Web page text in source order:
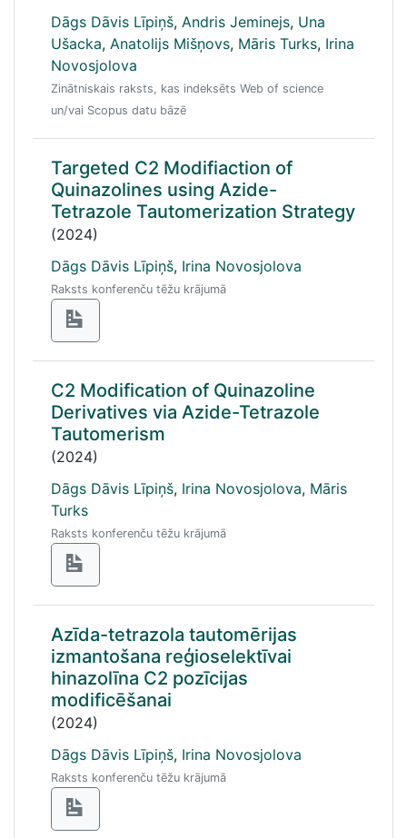
Dāgs Dāvis Līpiņš, Andris Jeminejs, Una
Ušacka, Anatolijs Mišņovs, Māris Turks, Irina
Novosjolova
Zinātniskais raksts, kas indeksēts Web of science
un/vai Scopus datu bāzē
Targeted C2 Modifiaction of
Quinazolines using Azide-
Tetrazole Tautomerization Strategy
(2024)
Dāgs Dāvis Līpiņš, Irina Novosjolova
Raksts konferenču tēžu krājumā
C2 Modification of Quinazoline
Derivatives via Azide-Tetrazole
Tautomerism
(2024)
Dāgs Dāvis Līpiņš, Irina Novosjolova, Māris
Turks
Raksts konferenču tēžu krājumā
Azīda-tetrazola tautomērijas
izmantošana reģioselektīvai
hinazolīna C2 pozīcijas
modificēšanai
(2024)
Dāgs Dāvis Līpiņš, Irina Novosjolova
Raksts konferenču tēžu krājumā